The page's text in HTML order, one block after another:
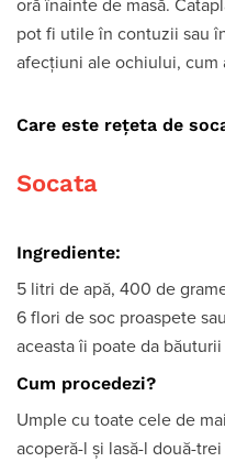
oră înainte de masă.
pot fi utile în contuzii sau
afecţiuni ale ochiului,
Care este rețeta de
Socata
Ingrediente:
5 litri de apă, 400 de
6 flori de soc proaspete
aceasta îi poate da
Cum procedezi?
Umple cu toate cele de
acoperă-l şi lasă-l două-